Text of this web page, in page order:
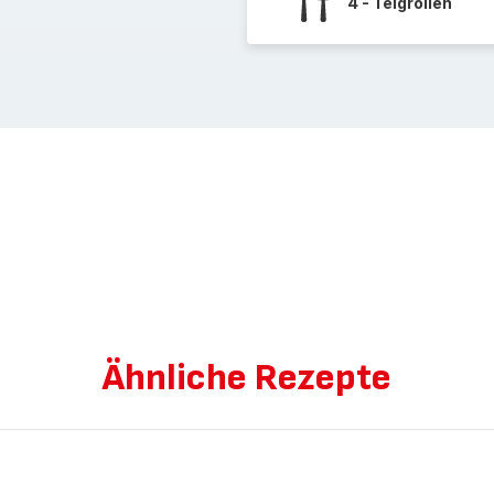
Ähnliche Rezepte